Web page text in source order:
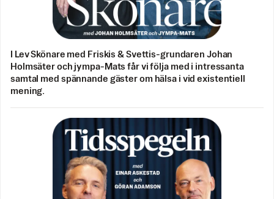
I Lev Skönare med Friskis & Svettis-grundaren Johan
Holmsäter och jympa-Mats får vi följa med i intressanta
samtal med spännande gäster om hälsa i vid existentiell
mening.